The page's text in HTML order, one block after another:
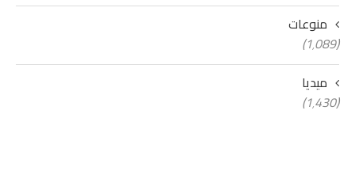
منوعات
(1٬089)
ميديا
(1٬430)